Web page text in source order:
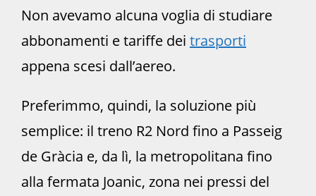
Non avevamo alcuna voglia di studiare
abbonamenti e tariffe dei trasporti
appena scesi dall’aereo.
Preferimmo, quindi, la soluzione più
semplice: il treno R2 Nord fino a Passeig
de Gràcia e, da lì, la metropolitana fino
alla fermata Joanic, zona nei pressi del